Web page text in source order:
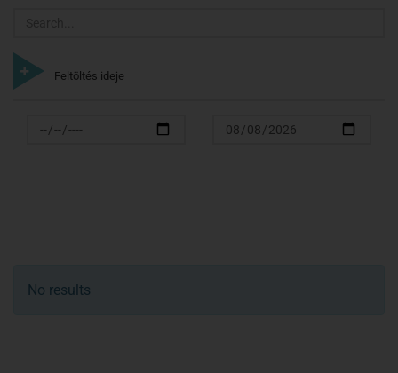
Feltöltés ideje
No results